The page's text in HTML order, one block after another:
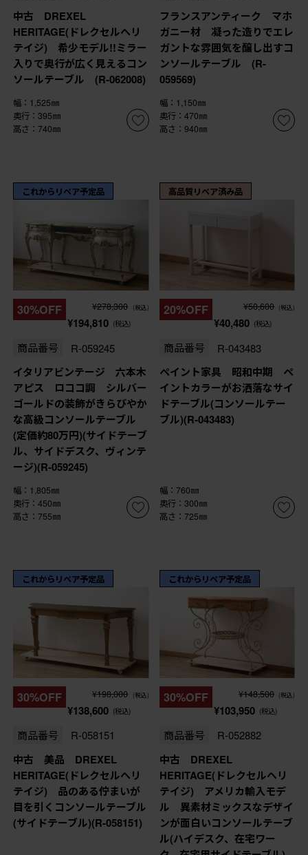
中古 DREXEL
HERITAGE(ドレクセルヘリ
テイジ) 希少モデル!!ミラー
入りで奥行が広く見えるコン
ソールテーブル (R-062008)
幅：1,525㎜
奥行：395㎜
高さ：740㎜
フランスアンティーク マホ
ガニー材 凝った造りでエレ
ガントな雰囲気を醸し出すコ
ンソールテーブル (R-
059569)
幅：1,150㎜
奥行：470㎜
高さ：940㎜
これからリペア予定品
30%OFF ¥278,300 (税込)
¥194,810 (税込)
商品番号 R-059245
イタリアビンテージ 六本木
アピス ロココ調 シルバー
ゴールドの装飾がきらびやか
な高級コンソールテーブル
(定価約80万円)(サイドテーブ
ル、サイドデスク、ヴィンテ
ージ)(R-059245)
幅：1,805㎜
奥行：450㎜
高さ：755㎜
高品質リペア済み品
20%OFF ¥50,600 (税込)
¥40,480 (税込)
商品番号 R-043483
ペイント家具 昭和中期 ペ
イントカラーがお洒落なサイ
ドテーブル(コンソールテー
ブル)(R-043483)
幅：760㎜
奥行：300㎜
高さ：725㎜
これからリペア予定品
30%OFF ¥198,000 (税込)
¥138,600 (税込)
商品番号 R-058151
中古 美品 DREXEL
HERITAGE(ドレクセルヘリ
テイジ) 品のある佇まいが
目を引くコンソールテーブル
(サイドテーブル)(R-058151)
これからリペア予定品
30%OFF ¥148,500 (税込)
¥103,950 (税込)
商品番号 R-052882
中古 DREXEL
HERITAGE(ドレクセルヘリ
テイジ) アメリカ輸入モデ
ル 異素材ミックスなデザイ
ンが面白いコンソールテーブ
ル(ハイデスク、在宅ワー